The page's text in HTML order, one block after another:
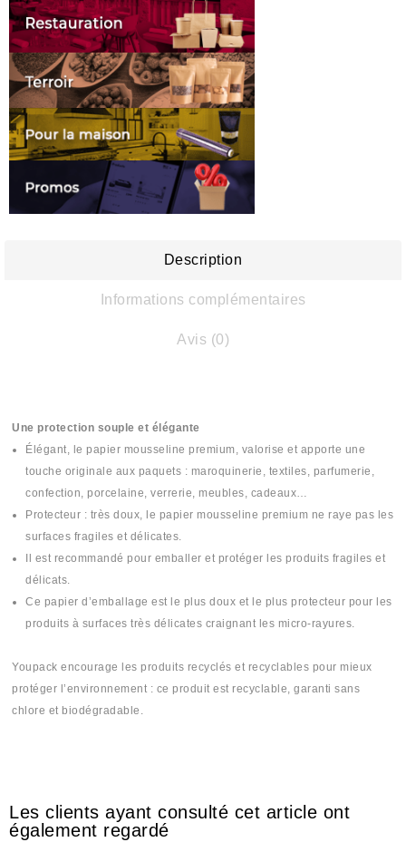
Description
Informations complémentaires
Avis (0)
Une protection souple et élégante
Élégant, le papier mousseline premium, valorise et apporte une
touche originale aux paquets : maroquinerie, textiles, parfumerie,
confection, porcelaine, verrerie, meubles, cadeaux…
Protecteur : très doux, le papier mousseline premium ne raye pas les
surfaces fragiles et délicates.
Il est recommandé pour emballer et protéger les produits fragiles et
délicats.
Ce papier d’emballage est le plus doux et le plus protecteur pour les
produits à surfaces très délicates craignant les micro-rayures.
Youpack encourage les produits recyclés et recyclables pour mieux
protéger l’environnement : ce produit est recyclable, garanti sans
chlore et biodégradable.
Les clients ayant consulté cet article ont
également regardé